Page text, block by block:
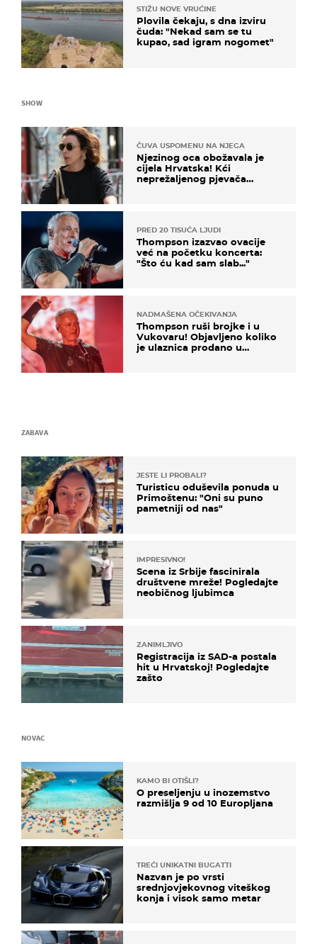
STIŽU NOVE VRUĆINE
Plovila čekaju, s dna izviru
čuda: "Nekad sam se tu
kupao, sad igram nogomet"
SHOW
ČUVA USPOMENU NA NJEGA
Njezinog oca obožavala je
cijela Hrvatska! Kći
neprežaljenog pjevača
PRED 20 TISUĆA LJUDI
Thompson izazvao ovacije
već na početku koncerta:
"Što ću kad sam slab..."
NADMAŠENA OČEKIVANJA
Thompson ruši brojke i u
Vukovaru! Objavljeno koliko
je ulaznica prodano u
ZABAVA
JESTE LI PROBALI?
Turisticu oduševila ponuda u
Primoštenu: "Oni su puno
pametniji od nas"
IMPRESIVNO!
Scena iz Srbije fascinirala
društvene mreže! Pogledajte
neobičnog ljubimca
ZANIMLJIVO
Registracija iz SAD-a postala
hit u Hrvatskoj! Pogledajte
zašto
NOVAC
KAMO BI OTIŠLI?
O preseljenju u inozemstvo
razmišlja 9 od 10 Europljana
TREĆI UNIKATNI BUGATTI
Nazvan je po vrsti
srednjovjekovnog viteškog
konja i visok samo metar